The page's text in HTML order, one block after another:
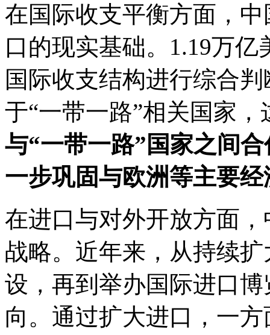
在国际收支平衡方面，
口的现实基础。1.19万
国际收支结构进行综合
于“一带一路”相关国家，
与“一带一路”国家之间
一步巩固与欧洲等主要
在进口与对外开放方面
战略。近年来，从持续
设，再到举办国际进口
向。通过扩大进口，一